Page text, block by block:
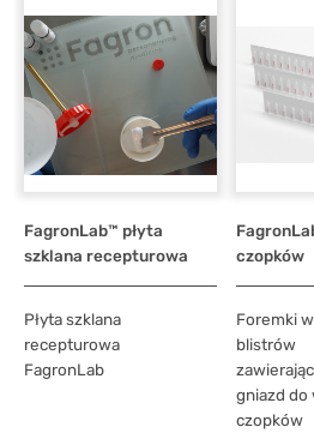
FagronLab™ płyta
szklana recepturowa
Płyta szklana
recepturowa
FagronLab
czopków
Foremki
blistrów
gniazd do
czopków